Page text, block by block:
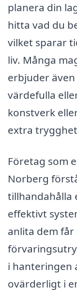
planera din
hitta vad du
vilket sparar
liv. Många
erbjuder
värdefulla
konstverk
extra
Företag som
Norberg
tillhandahålla
effektivt
anlita dem
i hanteringen
ovärderligt i